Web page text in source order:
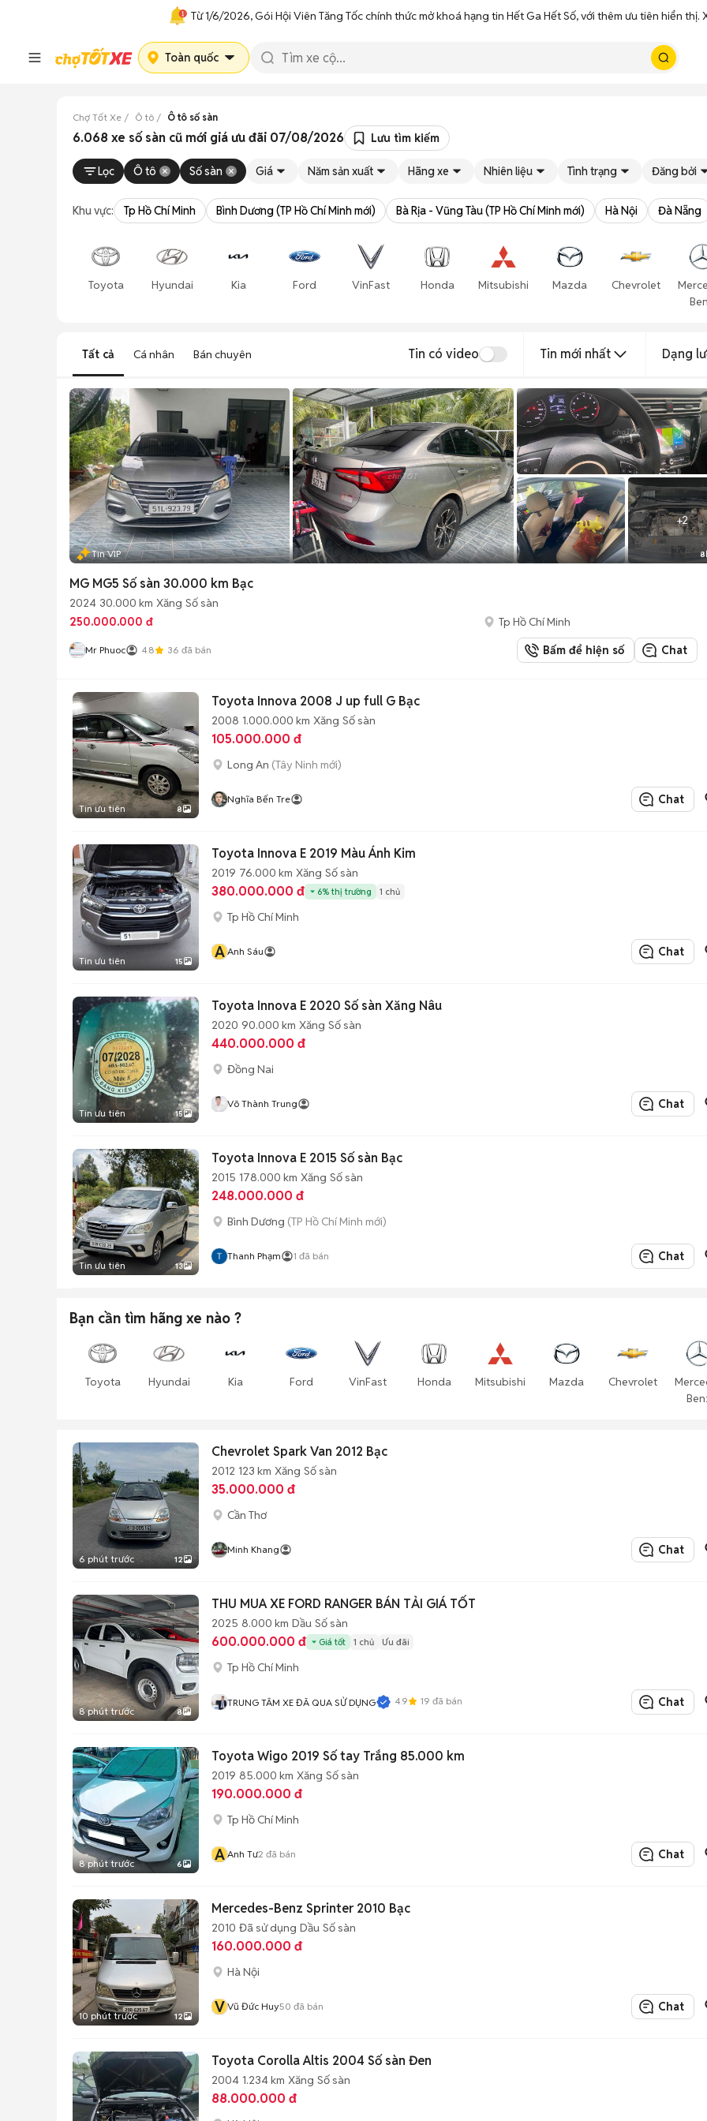
Từ 1/6/2026, Gói Hội Viên Tăng Tốc chính thức mở khoá hạng tin Hết Ga Hết Số, với thêm ưu tiên hiển thị.
Toàn quốc
Chợ Tốt Xe Ô tô Ô tô số sàn
6.068 xe số sàn cũ mới giá ưu đãi 07/08/2026 Lưu tìm kiếm
Lọc Ô tô Số sàn Giá Năm sản xuất Hãng xe Nhiên liệu Tình trạng Đăng bởi
Khu vực: Tp Hồ Chí Minh Bình Dương (TP Hồ Chí Minh mới) Bà Rịa - Vũng Tàu (TP Hồ Chí Minh mới) Hà Nội Đà Nẵng
Toyota Hyundai Kia Ford VinFast Honda Mitsubishi Mazda Chevrolet
Tất cả Cá nhân Bán chuyên Tin có video Tin mới nhất Dạng
+2
Tin VIP 8
MG MG5 Số sàn 30.000 km Bạc
2024 30.000 km Xăng Số sàn
250.000.000 đ
Tp Hồ Chí Minh
Mr Phuoc 4.8 36 đã bán Bấm để hiện số Chat
Tin ưu tiên 8
Toyota Innova 2008 J up full G Bạc
2008 1.000.000 km Xăng Số sàn
105.000.000 đ
Long An (Tây Ninh mới)
Nghĩa Bến Tre Chat
Tin ưu tiên 15
Toyota Innova E 2019 Màu Ánh Kim
2019 76.000 km Xăng Số sàn
380.000.000 đ 6% thị trường 1 chủ
Tp Hồ Chí Minh
A Anh Sáu Chat
Tin ưu tiên 15
Toyota Innova E 2020 Số sàn Xăng Nâu
2020 90.000 km Xăng Số sàn
440.000.000 đ
Đồng Nai
Võ Thành Trung Chat
Tin ưu tiên 13
Toyota Innova E 2015 Số sàn Bạc
2015 178.000 km Xăng Số sàn
248.000.000 đ
Bình Dương (TP Hồ Chí Minh mới)
Thanh Phạm 1 đã bán Chat
Bạn cần tìm hãng xe nào ?
Toyota Hyundai Kia Ford VinFast Honda Mitsubishi Mazda Chevrolet
6 phút trước 12
Chevrolet Spark Van 2012 Bạc
2012 123 km Xăng Số sàn
35.000.000 đ
Cần Thơ
Minh Khang Chat
8 phút trước 8
THU MUA XE FORD RANGER BÁN TẢI GIÁ TỐT
2025 8.000 km Dầu Số sàn
600.000.000 đ Giá tốt 1 chủ Ưu đãi
Tp Hồ Chí Minh
TRUNG TÂM XE ĐÃ QUA SỬ DỤNG 4.9 19 đã bán Chat
8 phút trước 6
Toyota Wigo 2019 Số tay Trắng 85.000 km
2019 85.000 km Xăng Số sàn
190.000.000 đ
Tp Hồ Chí Minh
A Anh Tư2 đã bán Chat
10 phút trước 12
Mercedes-Benz Sprinter 2010 Bạc
2010 Đã sử dụng Dầu Số sàn
160.000.000 đ
Hà Nội
V Vũ Đức Huy50 đã bán Chat
Toyota Corolla Altis 2004 Số sàn Đen
2004 1.234 km Xăng Số sàn
88.000.000 đ